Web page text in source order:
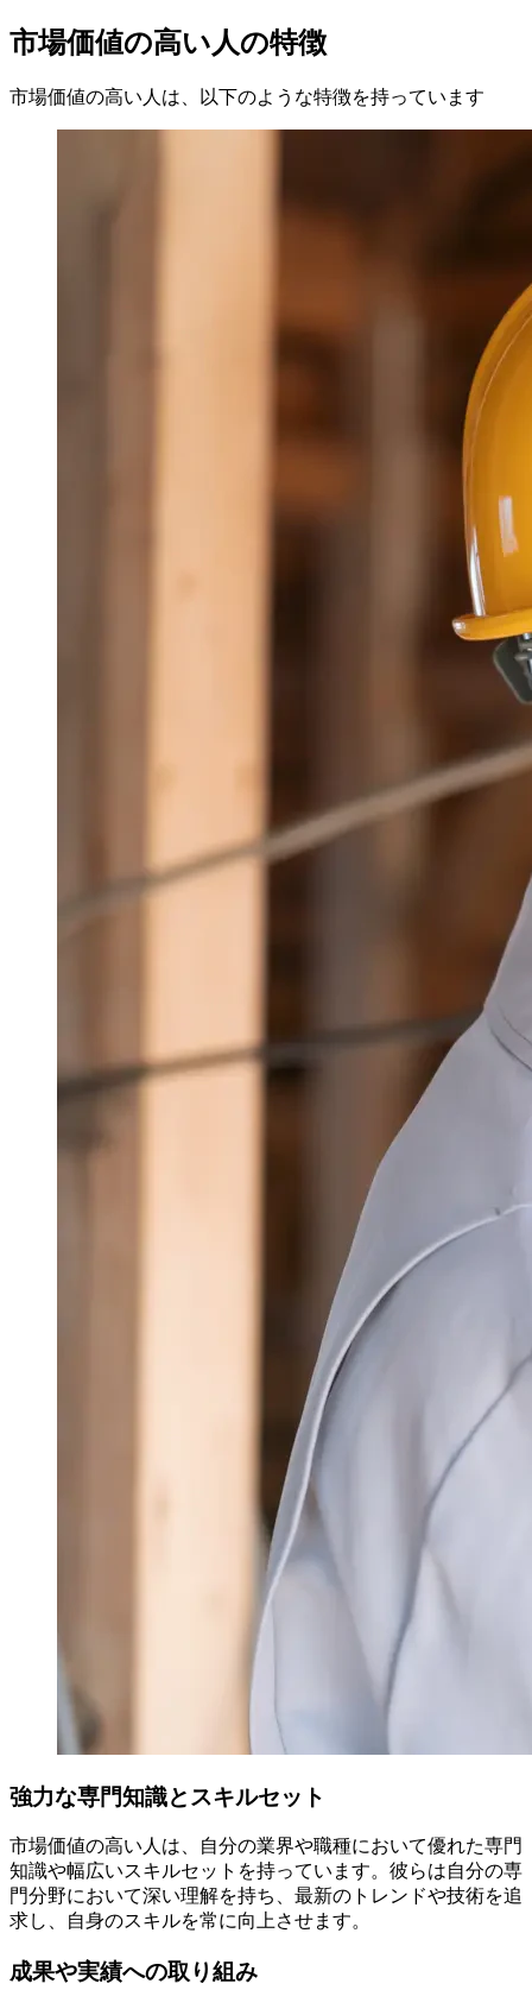
市場価値の高い人の特徴
市場価値の高い人は、以下のような特徴を持っています
強力な専門知識とスキルセット
市場価値の高い人は、自分の業界や職種において優れた専門
知識や幅広いスキルセットを持っています。彼らは自分の専
門分野において深い理解を持ち、最新のトレンドや技術を追
求し、自身のスキルを常に向上させます。
成果や実績への取り組み